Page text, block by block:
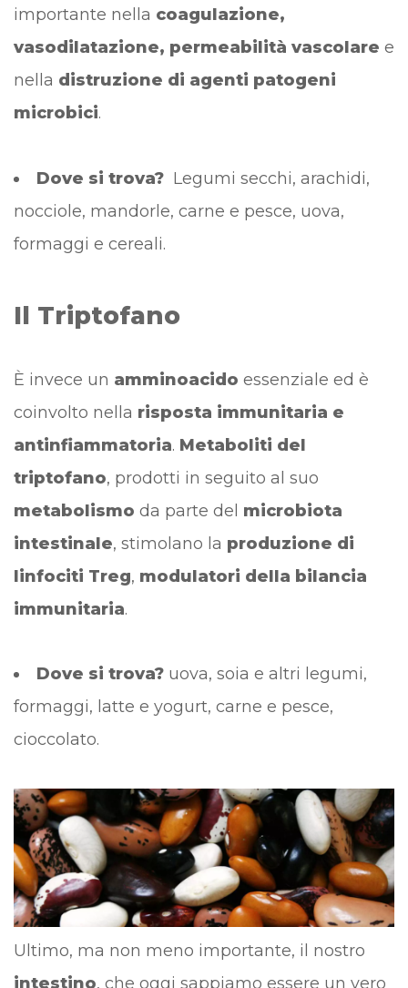
importante nella coagulazione,
vasodilatazione, permeabilità vascolare e
nella distruzione di agenti patogeni
microbici.
Dove si trova? Legumi secchi, arachidi,
nocciole, mandorle, carne e pesce, uova,
formaggi e cereali.
Il Triptofano
È invece un amminoacido essenziale ed è
coinvolto nella risposta immunitaria e
antinfiammatoria. Metaboliti del
triptofano, prodotti in seguito al suo
metabolismo da parte del microbiota
intestinale, stimolano la produzione di
linfociti Treg, modulatori della bilancia
immunitaria.
Dove si trova? uova, soia e altri legumi,
formaggi, latte e yogurt, carne e pesce,
cioccolato.
Ultimo, ma non meno importante, il nostro
intestino, che oggi sappiamo essere un vero